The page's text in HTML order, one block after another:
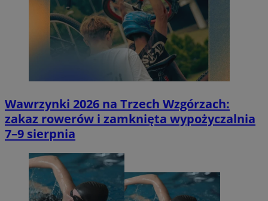
Wawrzynki 2026 na Trzech Wzgórzach:
zakaz rowerów i zamknięta wypożyczalnia
7–9 sierpnia